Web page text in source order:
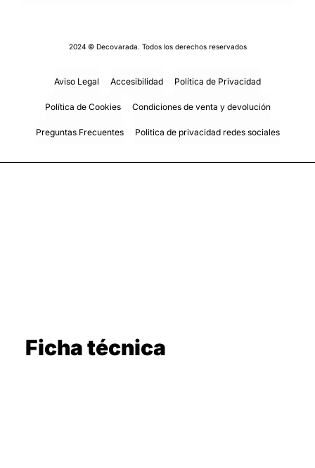
Aviso Legal Accesibilidad Política de Privacidad
Política de Cookies Condiciones de venta y devolución
Preguntas Frecuentes Politica de privacidad redes sociales
2024 © Decovarada. Todos los derechos reservados
Ficha técnica